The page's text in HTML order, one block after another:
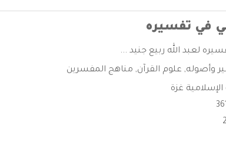
في تفسيره
لعبد الله ربيع جنيد ...
وأصوله, علوم القرآن, مناهج المفسرين
غزة